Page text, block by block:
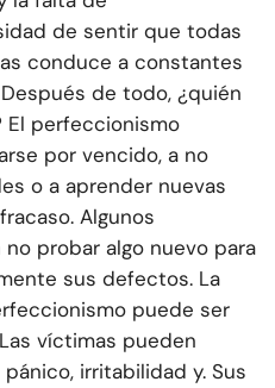
de sentir que todas
conduce a constantes
de todo, ¿quién
perfeccionismo
por vencido, a no
o a aprender nuevas
Algunos
probar algo nuevo para
sus defectos. La
puede ser
víctimas pueden
irritabilidad y. Sus